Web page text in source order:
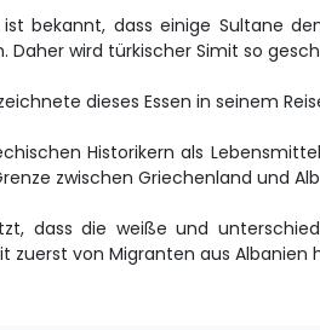
bekannt, dass einige Sultane
Daher wird türkischer Simit so
dieses Essen in seinem
Historikern als
zwischen Griechenland und
dass die weiße und
zuerst von Migranten aus Albanien